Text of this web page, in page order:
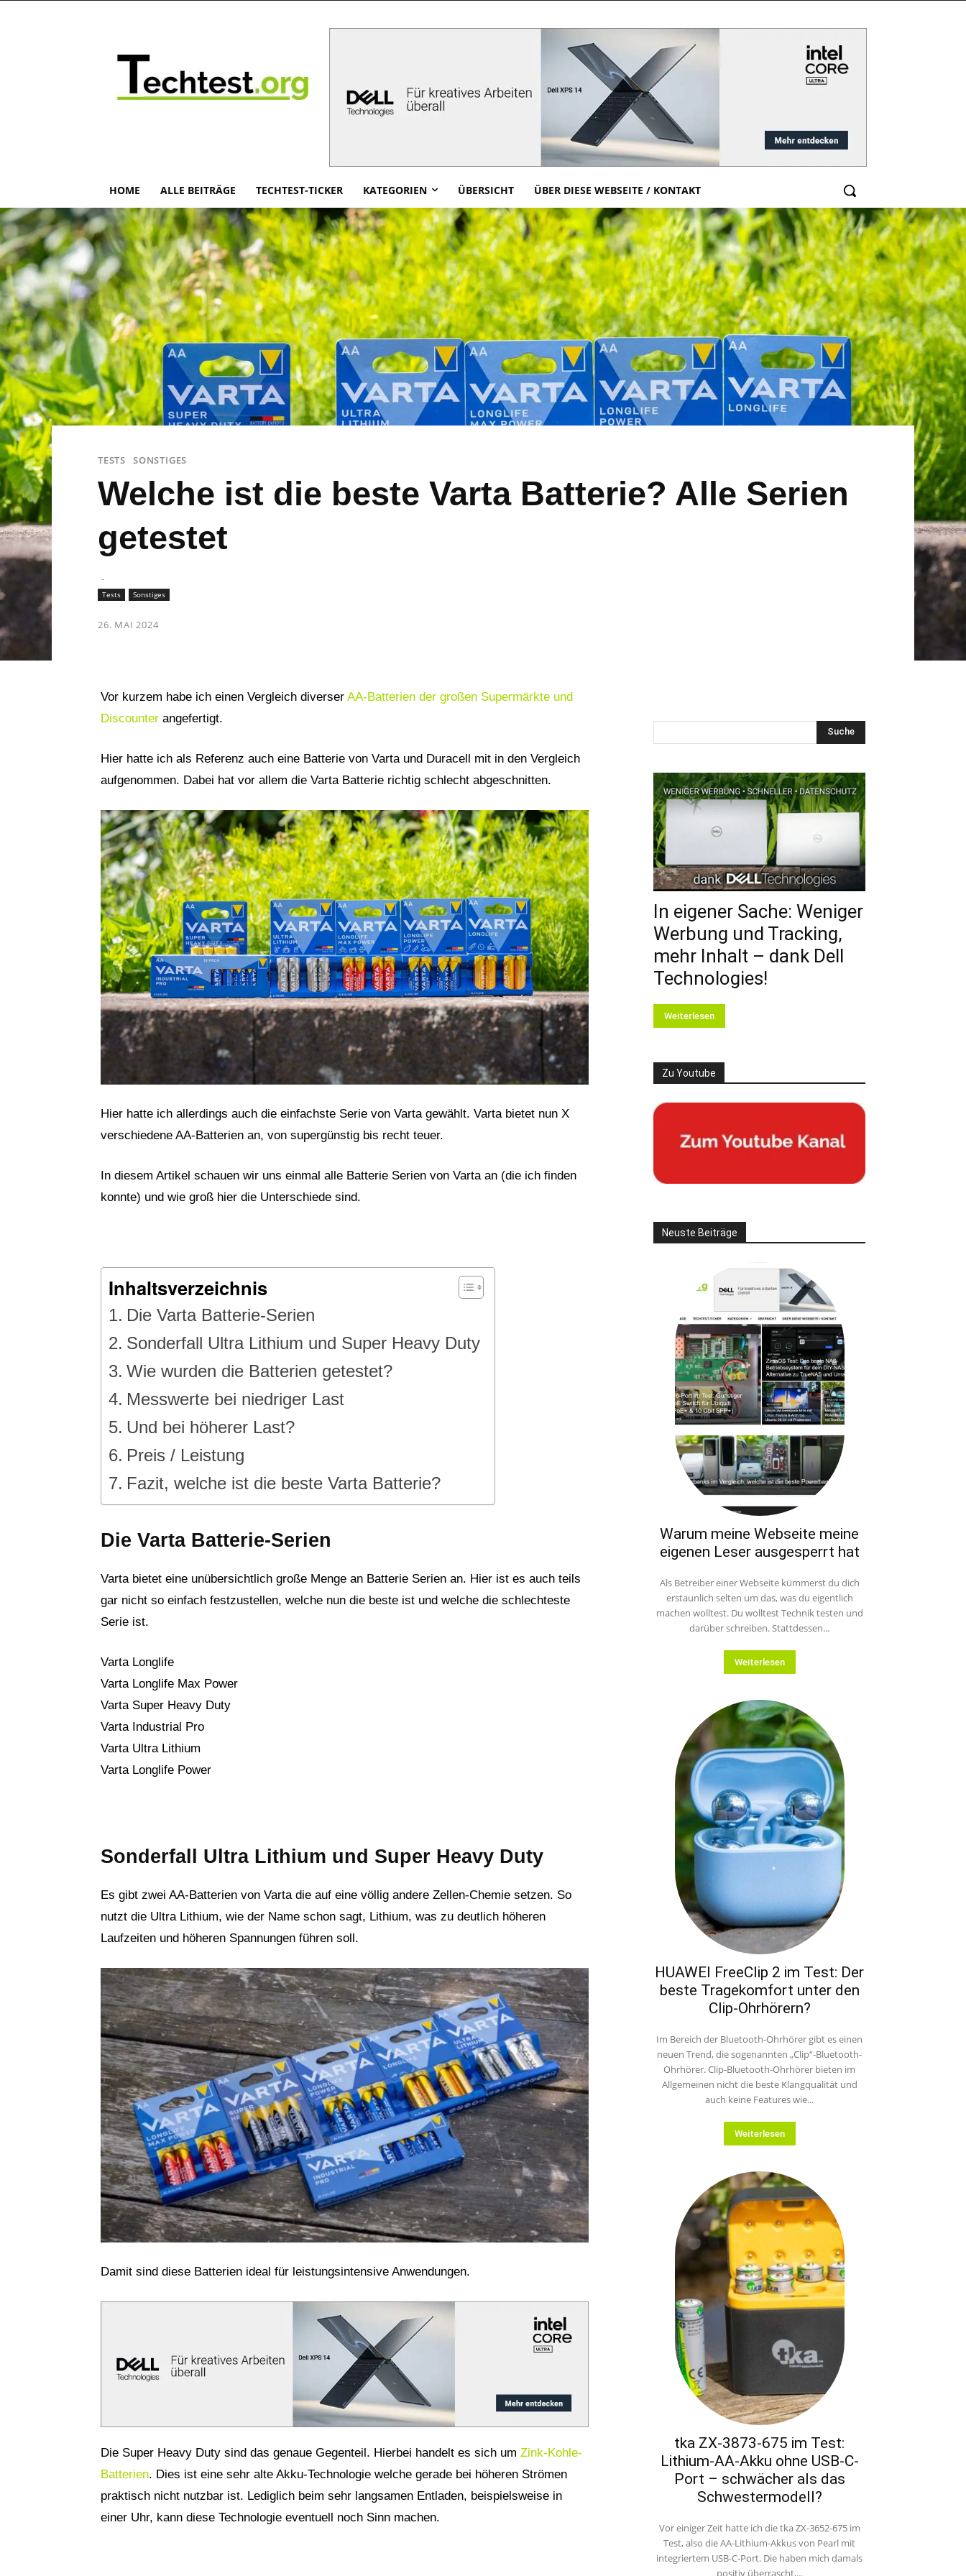
HOME ALLE BEITRÄGE TECHTEST-TICKER KATEGORIEN ÜBERSICHT ÜBER DIESE WEBSEITE / KONTAKT
TESTS SONSTIGES
Welche ist die beste Varta Batterie? Alle Serien
getestet
-
Tests
Sonstiges
26. MAI 2024
Vor kurzem habe ich einen Vergleich diverser AA-Batterien der großen Supermärkte und
Discounter angefertigt.
Hier hatte ich als Referenz auch eine Batterie von Varta und Duracell mit in den Vergleich
aufgenommen. Dabei hat vor allem die Varta Batterie richtig schlecht abgeschnitten.
Hier hatte ich allerdings auch die einfachste Serie von Varta gewählt. Varta bietet nun X
verschiedene AA-Batterien an, von supergünstig bis recht teuer.
In diesem Artikel schauen wir uns einmal alle Batterie Serien von Varta an (die ich finden
konnte) und wie groß hier die Unterschiede sind.
Inhaltsverzeichnis
Die Varta Batterie-Serien
Sonderfall Ultra Lithium und Super Heavy Duty
Wie wurden die Batterien getestet?
Messwerte bei niedriger Last
Und bei höherer Last?
Preis / Leistung
Fazit, welche ist die beste Varta Batterie?
Die Varta Batterie-Serien
Varta bietet eine unübersichtlich große Menge an Batterie Serien an. Hier ist es auch teils
gar nicht so einfach festzustellen, welche nun die beste ist und welche die schlechteste
Serie ist.
Varta Longlife
Varta Longlife Max Power
Varta Super Heavy Duty
Varta Industrial Pro
Varta Ultra Lithium
Varta Longlife Power
Sonderfall Ultra Lithium und Super Heavy Duty
Es gibt zwei AA-Batterien von Varta die auf eine völlig andere Zellen-Chemie setzen. So
nutzt die Ultra Lithium, wie der Name schon sagt, Lithium, was zu deutlich höheren
Laufzeiten und höheren Spannungen führen soll.
Damit sind diese Batterien ideal für leistungsintensive Anwendungen.
Die Super Heavy Duty sind das genaue Gegenteil. Hierbei handelt es sich um Zink-Kohle-
Batterien. Dies ist eine sehr alte Akku-Technologie welche gerade bei höheren Strömen
praktisch nicht nutzbar ist. Lediglich beim sehr langsamen Entladen, beispielsweise in
einer Uhr, kann diese Technologie eventuell noch Sinn machen.
Suche
In eigener Sache: Weniger
Werbung und Tracking,
mehr Inhalt – dank Dell
Technologies!
Weiterlesen
Zu Youtube
Neuste Beiträge
Warum meine Webseite meine
eigenen Leser ausgesperrt hat
Als Betreiber einer Webseite kümmerst du dich
erstaunlich selten um das, was du eigentlich
machen wolltest. Du wolltest Technik testen und
darüber schreiben. Stattdessen...
Weiterlesen
HUAWEI FreeClip 2 im Test: Der
beste Tragekomfort unter den
Clip-Ohrhörern?
Im Bereich der Bluetooth-Ohrhörer gibt es einen
neuen Trend, die sogenannten „Clip“-Bluetooth-
Ohrhörer. Clip-Bluetooth-Ohrhörer bieten im
Allgemeinen nicht die beste Klangqualität und
auch keine Features wie...
Weiterlesen
tka ZX-3873-675 im Test:
Lithium-AA-Akku ohne USB-C-
Port – schwächer als das
Schwestermodell?
Vor einiger Zeit hatte ich die tka ZX-3652-675 im
Test, also die AA-Lithium-Akkus von Pearl mit
integriertem USB-C-Port. Die haben mich damals
positiv überrascht,...